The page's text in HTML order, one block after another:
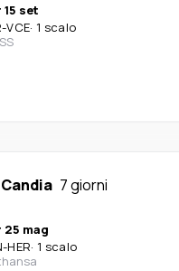
15 set
-VCE· 1 scalo
Candia 7 giorni
25 mag
-HER· 1 scalo